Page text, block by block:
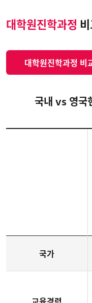
대학원진학과정
대학원진학과정 비
국내 vs 영국
국가